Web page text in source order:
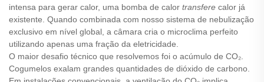
intensa para gerar calor, uma bomba de calor transfere calor já
existente. Quando combinada com nosso sistema de nebulização
exclusivo em nível global, a câmara cria o microclima perfeito
utilizando apenas uma fração da eletricidade.
O maior desafio técnico que resolvemos foi o acúmulo de CO₂.
Cogumelos exalam grandes quantidades de dióxido de carbono.